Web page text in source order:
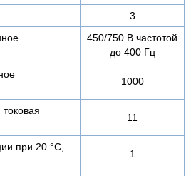
3
450/750 В частотой
до 400 Гц
1000
11
при 20 °С,
1